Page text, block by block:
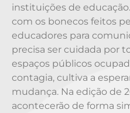
instituições de
com os bonecos feitos
educadores para
precisa ser cuidada por
espaços públicos
contagia, cultiva a
mudança. Na edição de
acontecerão de forma